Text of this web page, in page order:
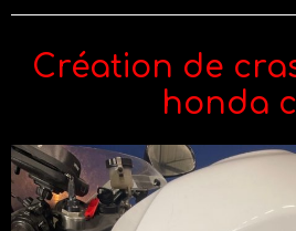
Création de
honda